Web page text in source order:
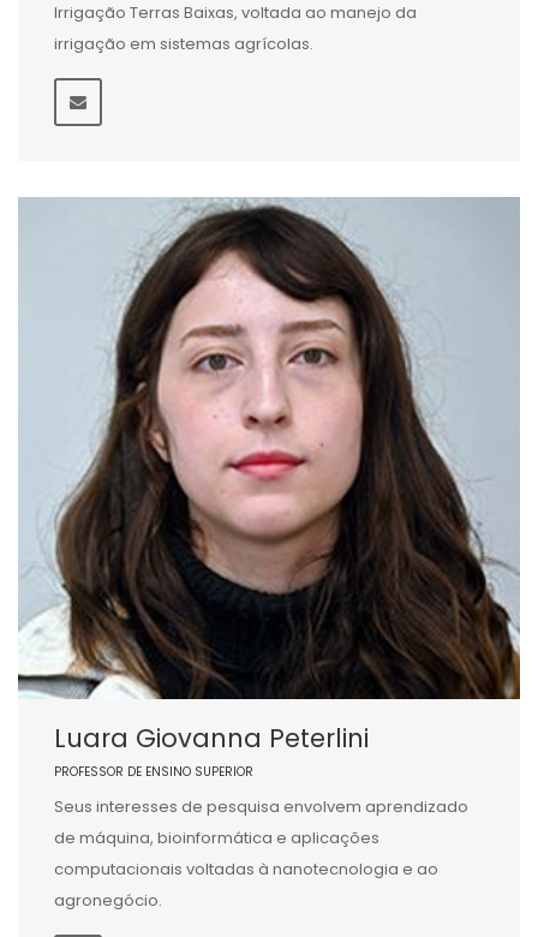
Irrigação Terras Baixas, voltada ao manejo da
irrigação em sistemas agrícolas.
Luara Giovanna Peterlini
PROFESSOR DE ENSINO SUPERIOR
Seus interesses de pesquisa envolvem aprendizado
de máquina, bioinformática e aplicações
computacionais voltadas à nanotecnologia e ao
agronegócio.